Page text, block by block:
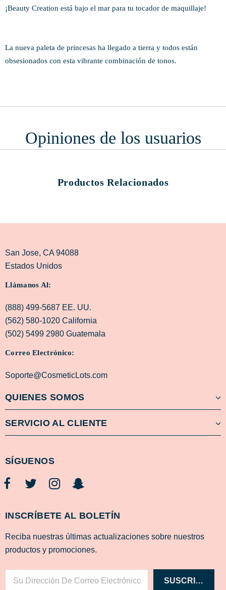
¡Beauty Creation está bajo el mar para tu tocador de maquillaje!
La nueva paleta de princesas ha llegado a tierra y todos están
obsesionados con esta vibrante combinación de tonos.
Opiniones de los usuarios
Productos Relacionados
San Jose, CA 94088
Estados Unidos
Llámanos Al:
(888) 499-5687 EE. UU.
(562) 580-1020 California
(502) 5499 2980 Guatemala
Correo Electrónico:
Soporte@CosmeticLots.com
QUIENES SOMOS
SERVICIO AL CLIENTE
SÍGUENOS
INSCRÍBETE AL BOLETÍN
Reciba nuestras últimas actualizaciones sobre nuestros
productos y promociones.